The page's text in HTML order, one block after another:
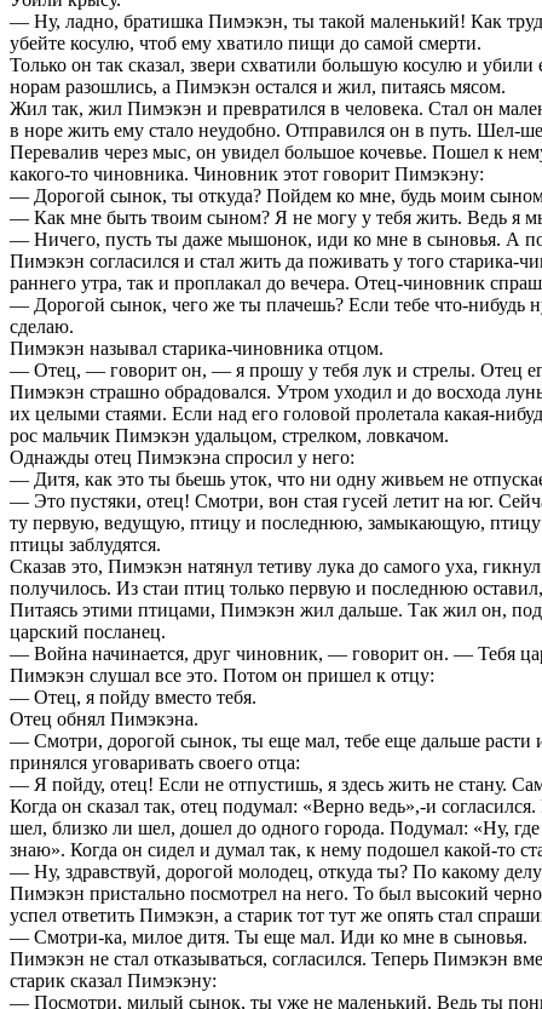
— Ну, ладно, братишка Пимэкэн, ты такой маленький! Как
убейте косулю, чтоб ему хватило пищи до самой смерти.
Только он так сказал, звери схватили большую косулю и
норам разошлись, а Пимэкэн остался и жил, питаясь мясом.
Жил так, жил Пимэкэн и превратился в человека. Стал он
в норе жить ему стало неудобно. Отправился он в путь. Шел-
Перевалив через мыс, он увидел большое кочевье. Пошел к
какого-то чиновника. Чиновник этот говорит Пимэкэну:
— Дорогой сынок, ты откуда? Пойдем ко мне, будь моим
— Как мне быть твоим сыном? Я не могу у тебя жить. Ведь я
— Ничего, пусть ты даже мышонок, иди ко мне в сыновья. А
Пимэкэн согласился и стал жить да поживать у того старика-
раннего утра, так и проплакал до вечера. Отец-чиновник
— Дорогой сынок, чего же ты плачешь? Если тебе что-нибудь
сделаю.
Пимэкэн называл старика-чиновника отцом.
— Отец, — говорит он, — я прошу у тебя лук и стрелы. Отец
Пимэкэн страшно обрадовался. Утром уходил и до восхода
их целыми стаями. Если над его головой пролетала какая-
рос мальчик Пимэкэн удальцом, стрелком, ловкачом.
Однажды отец Пимэкэна спросил у него:
— Дитя, как это ты бьешь уток, что ни одну живьем не
— Это пустяки, отец! Смотри, вон стая гусей летит на юг.
ту первую, ведущую, птицу и последнюю, замыкающую, птицу
птицы заблудятся.
Сказав это, Пимэкэн натянул тетиву лука до самого уха,
получилось. Из стаи птиц только первую и последнюю
Питаясь этими птицами, Пимэкэн жил дальше. Так жил он,
царский посланец.
— Война начинается, друг чиновник, — говорит он. — Тебя
Пимэкэн слушал все это. Потом он пришел к отцу:
— Отец, я пойду вместо тебя.
Отец обнял Пимэкэна.
— Смотри, дорогой сынок, ты еще мал, тебе еще дальше
принялся уговаривать своего отца:
— Я пойду, отец! Если не отпустишь, я здесь жить не стану.
Когда он сказал так, отец подумал: «Верно ведь»,-и
шел, близко ли шел, дошел до одного города. Подумал: «Ну, где
знаю». Когда он сидел и думал так, к нему подошел какой-то
— Ну, здравствуй, дорогой молодец, откуда ты? По какому
Пимэкэн пристально посмотрел на него. То был высокий
успел ответить Пимэкэн, а старик тот тут же опять стал
— Смотри-ка, милое дитя. Ты еще мал. Иди ко мне в сыновья.
Пимэкэн не стал отказываться, согласился. Теперь Пимэкэн
старик сказал Пимэкэну:
— Посмотри, милый сынок, ты уже не маленький. Ведь ты